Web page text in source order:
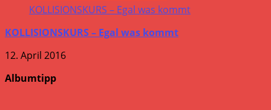
KOLLISIONSKURS – Egal was kommt
12. April 2016
Albumtipp